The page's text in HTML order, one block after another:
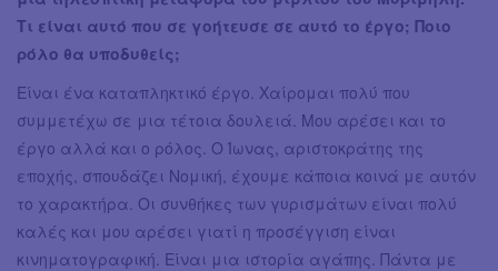
Τι είναι αυτό που σε γοήτευσε σε αυτό το έργο; Ποιο
ρόλο θα υποδυθείς;
Είναι ένα καταπληκτικό έργο. Χαίρομαι πολύ που
συμμετέχω σε μια τέτοια δουλειά. Μου αρέσει και το
έργο αλλά και ο ρόλος. Ο Ίωνας, αριστοκράτης της
εποχής, σπουδάζει Νομική, έχουμε κάποια κοινά με αυτόν
το χαρακτήρα. Οι συνθήκες των γυρισμάτων είναι πολύ
καλές και μου αρέσει γιατί η προσέγγιση είναι
κινηματογραφική. Είναι μια ιστορία αγάπης. Πάντα με